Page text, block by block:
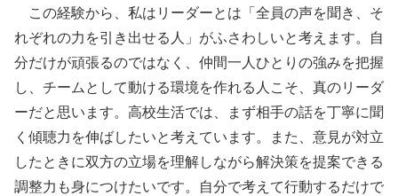
この経験から、私はリーダーとは「全員の声を聞き、そ
れぞれの力を引き出せる人」がふさわしいと考えます。自
分だけが頑張るのではなく、仲間一人ひとりの強みを把握
し、チームとして動ける環境を作れる人こそ、真のリーダ
ーだと思います。高校生活では、まず相手の話を丁寧に聞
く傾聴力を伸ばしたいと考えています。また、意見が対立
したときに双方の立場を理解しながら解決策を提案できる
調整力も身につけたいです。自分で考えて行動するだけで